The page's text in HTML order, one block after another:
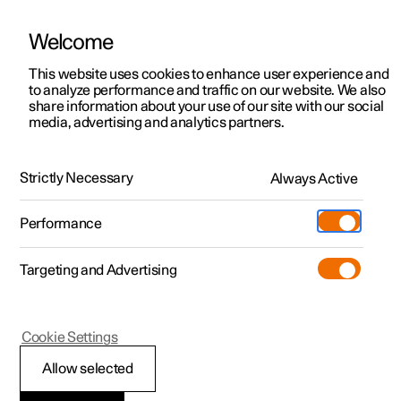
Polestar 2
Polestar 3
Polestar 4
Pre-owned
Shop
Meer
Testrit
Aanbiedingen voor
Testrit
Aanbiedingen voor
Polestar 4 coupé
Ontdek Polestar 4
Testrit
Bekijk onze stockwagens
Aanbiedingen voor
Ontdek Polestar 5
Over pre-owned
Pre-owned aanbiedingen
Aanbiedingen voor particulieren
Aanbiedingen voor
professionelen
Bekijk onze stockwagens
Configureer
Pre-owned
Testrit
Additionals
(Opent in een nieuw venster)
Experiences
Ontmoet ons
Servicepunten
Opladen
Support
HandleidingVideogalerijDownloadsSoftware-updates
Veiligheid
Polestar 1
Veiligheid tijdens de
Welcome
This website uses cookies to enhance user experience and
to analyze performance and traffic on our website. We also
share information about your use of our site with our social
media, advertising and analytics partners.
Strictly Necessary Always Active
Performance
Targeting and Advertising
Allow selected
Cookie Settings